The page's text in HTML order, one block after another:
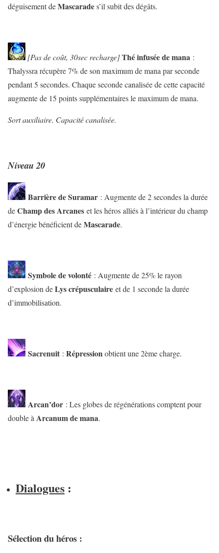
déguisement deMascarades’il subit des dégâts.
[Pas de coût, 30sec recharge]Thé infusée de mana :
Thalyssra récupère 7% de son maximum de mana par seconde
pendant 5 secondes. Chaque seconde canalisée de cette capacité
augmente de 15 points supplémentaires le maximum de mana.
Sort auxiliaire. Capacité canalisée.
Niveau 20
Barrière de Suramar : Augmente de 2 secondes la durée
deChamp des Arcanes et les héros alliés à l’intérieur du champ
d’énergie bénéficient deMascarade.
Symbole de volonté : Augmente de 25% le rayon
d’explosion deLys crépusculaire et de 1 seconde la durée
d’immobilisation.
Sacrenuit : Répressionobtient une 2ème charge.
Arcan’dor : Les globes de régénérations comptent pour
double à Arcanum de mana.
Dialogues :
Sélection du héros :